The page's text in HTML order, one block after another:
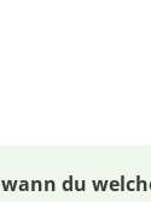
wann du